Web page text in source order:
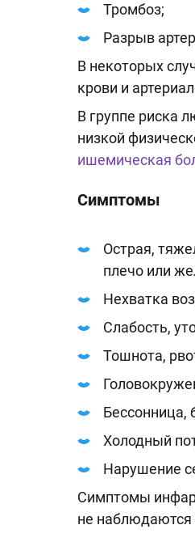
Тромбоз;
Разрыв
В некоторых
крови и
В группе риска
низкой
ишемическая
Симптомы
Острая,
плечо или
Нехватка
Слабость,
Тошнота,
Бессонница,
Холодный
Нарушение
Симптомы
не наблюдаются